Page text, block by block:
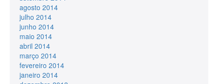
agosto 2014
julho 2014
junho 2014
maio 2014
abril 2014
março 2014
fevereiro 2014
janeiro 2014